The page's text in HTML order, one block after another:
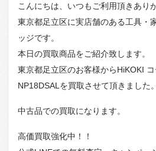
こんにちは、いつもご利用頂きあり
東京都足立区に実店舗のある工具・
ッジです。
本日の買取商品をご紹介致します。
東京都足立区のお客様からHiKOKI
NP18DSALを買取させて頂きました。
中古品での買取になります。
高価買取強化中！！